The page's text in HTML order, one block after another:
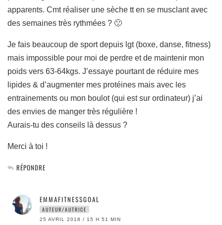
apparents. Cmt réaliser une sèche tt en se musclant avec
des semaines très rythmées ? 🙁
Je fais beaucoup de sport depuis lgt (boxe, danse, fitness)
mais impossible pour moi de perdre et de maintenir mon
poids vers 63-64kgs. J’essaye pourtant de réduire mes
lipides & d’augmenter mes protéines mais avec les
entrainements ou mon boulot (qui est sur ordinateur) j’ai
des envies de manger très régulière !
Aurais-tu des conseils là dessus ?
Merci à toi !
RÉPONDRE
EMMAFITNESSGOAL
AUTEUR/AUTRICE
25 AVRIL 2018 / 15 H 51 MIN